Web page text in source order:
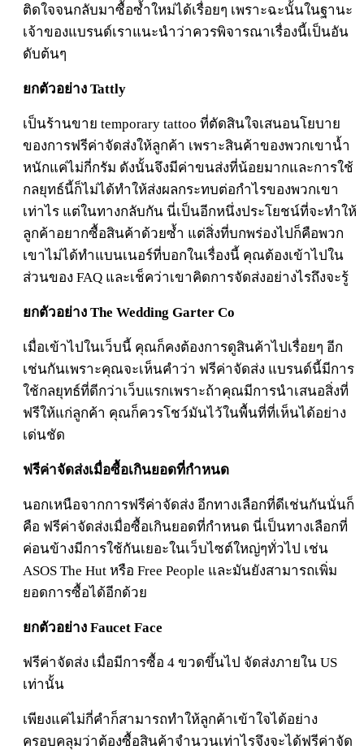
ติดใจจนกลับมาซื้อซ้ำใหม่ได้เรื่อยๆ เพราะฉะนั้นในฐานะ
เจ้าของแบรนด์เราแนะนำว่าควรพิจารณาเรื่องนี้เป็นอัน
ดับต้นๆ
ยกตัวอย่าง Tattly
เป็นร้านขาย temporary tattoo ที่ตัดสินใจเสนอนโยบาย
ของการฟรีค่าจัดส่งให้ลูกค้า เพราะสินค้าของพวกเขาน้ำ
หนักแค่ไม่กี่กรัม ดังนั้นจึงมีค่าขนส่งที่น้อยมากและการใช้
กลยุทธ์นี้ก็ไม่ได้ทำให้ส่งผลกระทบต่อกำไรของพวกเขา
เท่าไร แต่ในทางกลับกัน นี่เป็นอีกหนึ่งประโยชน์ที่จะทำให้
ลูกค้าอยากซื้อสินค้าด้วยซ้ำ แต่สิ่งที่บกพร่องไปก็คือพวก
เขาไม่ได้ทำแบนเนอร์ที่บอกในเรื่องนี้ คุณต้องเข้าไปใน
ส่วนของ FAQ และเช็คว่าเขาคิดการจัดส่งอย่างไรถึงจะรู้
ยกตัวอย่าง The Wedding Garter Co
เมื่อเข้าไปในเว็บนี้ คุณก็คงต้องการดูสินค้าไปเรื่อยๆ อีก
เช่นกันเพราะคุณจะเห็นคำว่า ฟรีค่าจัดส่ง แบรนด์นี้มีการ
ใช้กลยุทธ์ที่ดีกว่าเว็บแรกเพราะถ้าคุณมีการนำเสนอสิ่งที่
ฟรีให้แก่ลูกค้า คุณก็ควรโชว์มันไว้ในพื้นที่ที่เห็นได้อย่าง
เด่นชัด
ฟรีค่าจัดส่งเมื่อซื้อเกินยอดที่กำหนด
นอกเหนือจากการฟรีค่าจัดส่ง อีกทางเลือกที่ดีเช่นกันนั่นก็
คือ ฟรีค่าจัดส่งเมื่อซื้อเกินยอดที่กำหนด นี่เป็นทางเลือกที่
ค่อนข้างมีการใช้กันเยอะในเว็บไซต์ใหญ่ๆทั่วไป เช่น
ASOS The Hut หรือ Free People และมันยังสามารถเพิ่ม
ยอดการซื้อได้อีกด้วย
ยกตัวอย่าง Faucet Face
ฟรีค่าจัดส่ง เมื่อมีการซื้อ 4 ขวดขึ้นไป จัดส่งภายใน US
เท่านั้น
เพียงแค่ไม่กี่คำก็สามารถทำให้ลูกค้าเข้าใจได้อย่าง
ครอบคลุมว่าต้องซื้อสินค้าจำนวนเท่าไรจึงจะได้ฟรีค่าจัด